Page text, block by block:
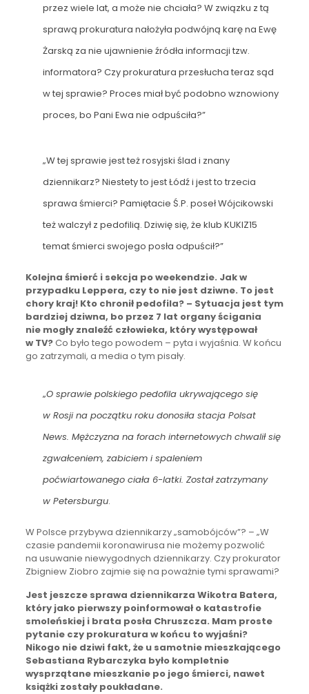
przez wiele lat, a może nie chciała? W związku z tą
sprawą prokuratura nałożyła podwójną karę na Ewę
Żarską za nie ujawnienie źródła informacji tzw.
informatora? Czy prokuratura przesłucha teraz sąd
w tej sprawie? Proces miał być podobno wznowiony
proces, bo Pani Ewa nie odpuściła?”
„W tej sprawie jest też rosyjski ślad i znany
dziennikarz? Niestety to jest Łódź i jest to trzecia
sprawa śmierci? Pamiętacie Ś.P. poseł Wójcikowski
też walczył z pedofilią. Dziwię się, że klub KUKIZ15
temat śmierci swojego posła odpuścił?”
Kolejna śmierć i sekcja po weekendzie. Jak w
przypadku Leppera, czy to nie jest dziwne. To jest
chory kraj! Kto chronił pedofila? – Sytuacja jest tym
bardziej dziwna, bo przez 7 lat organy ścigania
nie mogły znaleźć człowieka, który występował
w TV?Co było tego powodem – pyta i wyjaśnia. W końcu
go zatrzymali, a media o tym pisały.
„O sprawie polskiego pedofila ukrywającego się
w Rosji na początku roku donosiła stacja Polsat
News. Mężczyzna na forach internetowych chwalił się
zgwałceniem, zabiciem i spaleniem
poćwiartowanego ciała 6-latki. Został zatrzymany
w Petersburgu.
W Polsce przybywa dziennikarzy „samobójców”? – „W
czasie pandemii koronawirusa nie możemy pozwolić
na usuwanie niewygodnych dziennikarzy. Czy prokurator
Zbigniew Ziobro zajmie się na poważnie tymi sprawami?
Jest jeszcze sprawa dziennikarza Wikotra Batera,
który jako pierwszy poinformował o katastrofie
smoleńskiej i brata posła Chruszcza. Mam proste
pytanie czy prokuratura w końcu to wyjaśni?
Nikogo nie dziwi fakt, że u samotnie mieszkającego
Sebastiana Rybarczyka było kompletnie
wysprzątane mieszkanie po jego śmierci, nawet
książki zostały poukładane.